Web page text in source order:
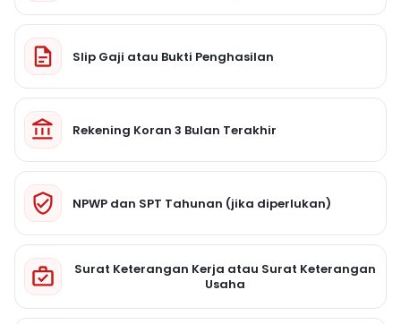
Slip Gaji atau Bukti Penghasilan
Rekening Koran 3 Bulan Terakhir
NPWP dan SPT Tahunan (jika diperlukan)
Surat Keterangan Kerja atau Surat Keterangan
Usaha